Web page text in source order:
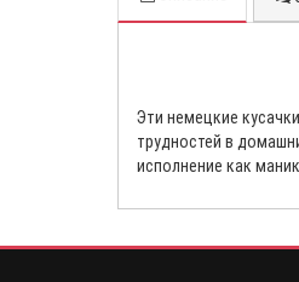
Эти немецкие
трудностей в
исполнение как